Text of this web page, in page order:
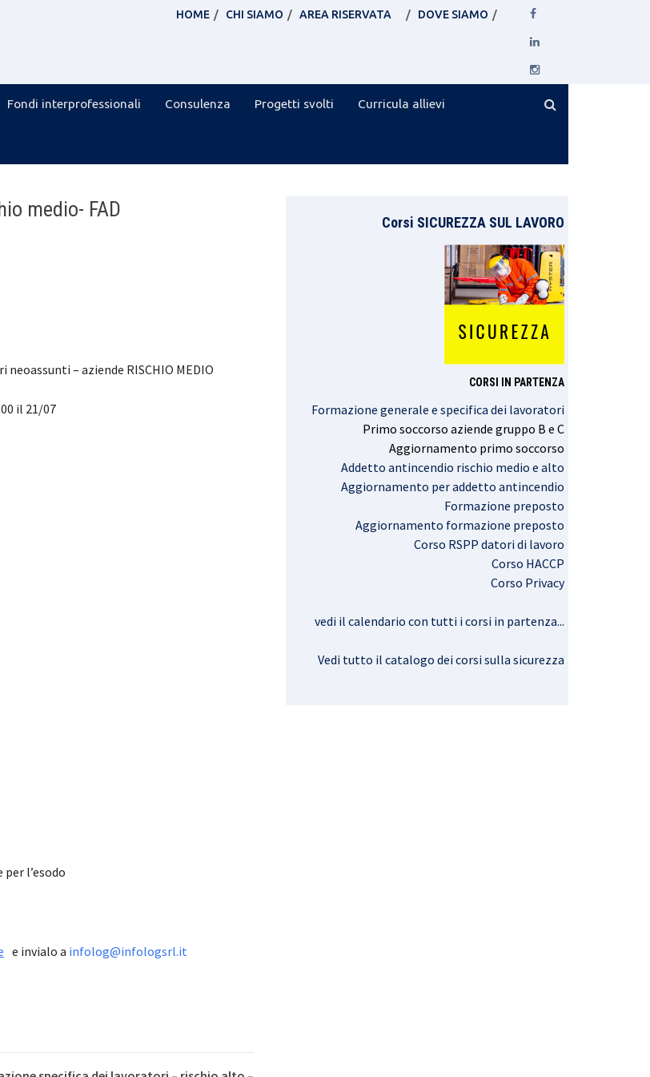
HOME CHI SIAMO AREA RISERVATA DOVE SIAMO
Fondi interprofessionali Consulenza Progetti svolti Curricula allievi
medio- FAD
– aziende RISCHIO MEDIO
il 21/07
l’esodo
e invialo a infolog@infologsrl.it
Corsi SICUREZZA SUL LAVORO
CORSI IN PARTENZA
Formazione generale e specifica dei lavoratori
Primo soccorso aziende gruppo B e C
Aggiornamento primo soccorso
Addetto antincendio rischio medio e alto
Aggiornamento per addetto antincendio
Formazione preposto
Aggiornamento formazione preposto
Corso RSPP datori di lavoro
Corso HACCP
Corso Privacy
vedi il calendario con tutti i corsi in partenza...
Vedi tutto il catalogo dei corsi sulla sicurezza